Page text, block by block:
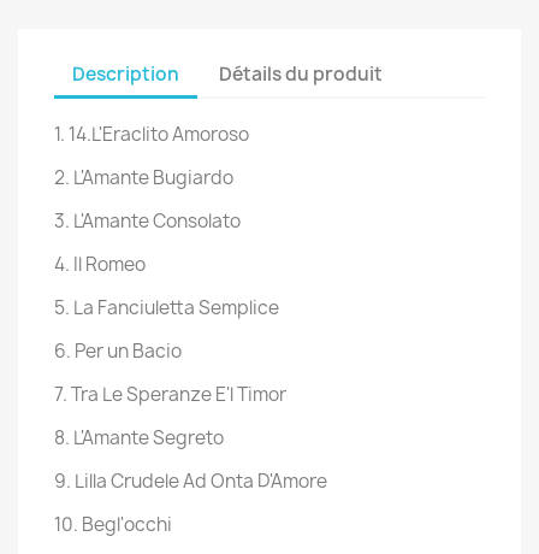
Description Détails du produit
1. 14.L'Eraclito Amoroso
2. L'Amante Bugiardo
3. L'Amante Consolato
4. Il Romeo
5. La Fanciuletta Semplice
6. Per un Bacio
7.Tra Le Speranze E'l Timor
8. L'Amante Segreto
9. Lilla Crudele Ad Onta D'Amore
10. Begl'occhi